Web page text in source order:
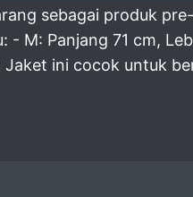
sebagai produk
M: Panjang 71 cm,
ini cocok untuk